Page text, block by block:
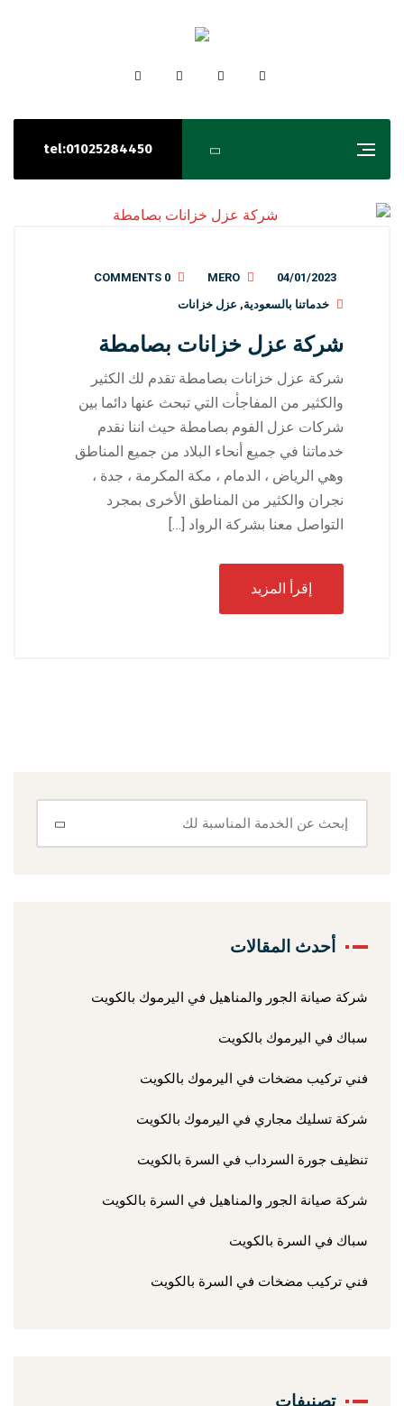
tel:01025284450
04/01/2023
MERO
0 COMMENTS
خدماتنا بالسعودية, عزل خزانات
شركة عزل خزانات بصامطة
شركة عزل خزانات بصامطة تقدم لك الكثير
والكثير من المفاجأت التي تبحث عنها دائما بين
شركات عزل الفوم بصامطة حيث اننا نقدم
خدماتنا في جميع أنحاء البلاد من جميع المناطق
وهي الرياض ، الدمام ، مكة المكرمة ، جدة ،
نجران والكثير من المناطق الأخرى بمجرد
التواصل معنا بشركة الرواد […]
إقرأ المزيد
أحدث المقالات
شركة صيانة الجور والمناهيل في اليرموك بالكويت
سباك في اليرموك بالكويت
فني تركيب مضخات في اليرموك بالكويت
شركة تسليك مجاري في اليرموك بالكويت
تنظيف جورة السرداب في السرة بالكويت
شركة صيانة الجور والمناهيل في السرة بالكويت
سباك في السرة بالكويت
فني تركيب مضخات في السرة بالكويت
تصنيفات